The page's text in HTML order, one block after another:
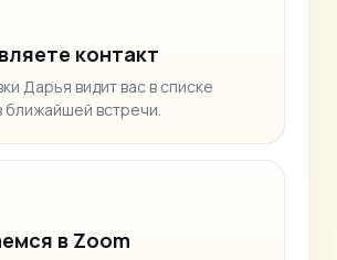
контакт
Дарья видит вас в списке
ближайшей встречи.
в Zoom